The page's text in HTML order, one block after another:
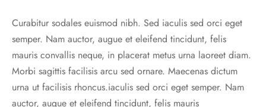
Curabitur sodales euismod nibh. Sed iaculis sed orci eget
semper. Nam auctor, augue et eleifend tincidunt, felis
mauris convallis neque, in placerat metus urna laoreet diam.
Morbi sagittis facilisis arcu sed ornare. Maecenas dictum
urna ut facilisis rhoncus.iaculis sed orci eget semper. Nam
auctor, augue et eleifend tincidunt, felis mauris